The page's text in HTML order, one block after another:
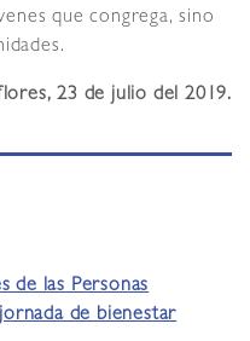
que congrega, sino
23 de julio del 2019.
de las Personas
de bienestar